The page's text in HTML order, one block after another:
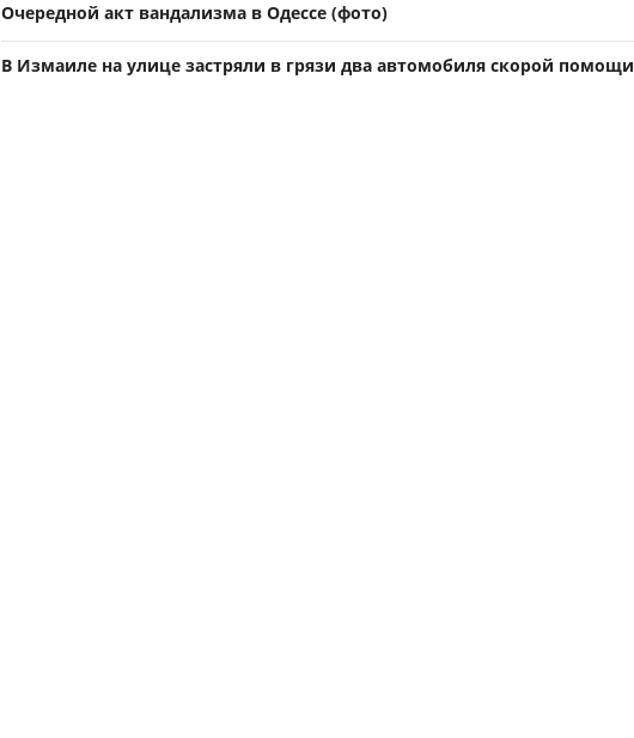
Очередной акт вандализма в Одессе (фото)
В Измаиле на улице застряли в грязи два автомобиля скорой помощи